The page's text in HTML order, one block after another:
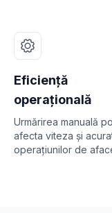
Eficiență
operațională
Urmărirea manuală
afecta viteza și
operațiunilor de